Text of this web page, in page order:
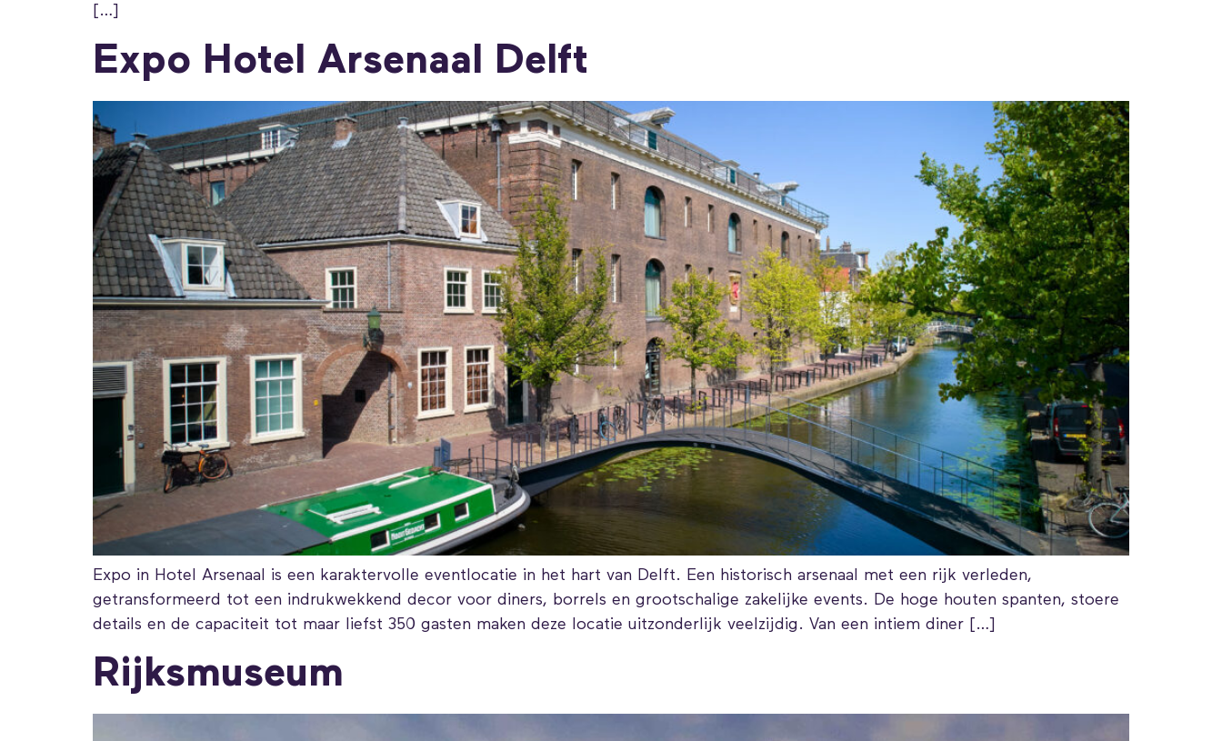
[…]
Expo Hotel Arsenaal Delft
Expo in Hotel Arsenaal is een karaktervolle eventlocatie in het hart van Delft. Een historisch arsenaal met een rijk verleden,
getransformeerd tot een indrukwekkend decor voor diners, borrels en grootschalige zakelijke events. De hoge houten spanten, stoere
details en de capaciteit tot maar liefst 350 gasten maken deze locatie uitzonderlijk veelzijdig. Van een intiem diner […]
Rijksmuseum